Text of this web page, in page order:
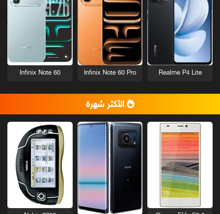
Realme P4 Lite
Infinix Note 60 Pro
Infinix Note 60
الأكثر شهرة